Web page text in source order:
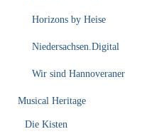
Horizons by Heise
Niedersachsen.Digital
Wir sind Hannoveraner
Musical Heritage
Die Kisten